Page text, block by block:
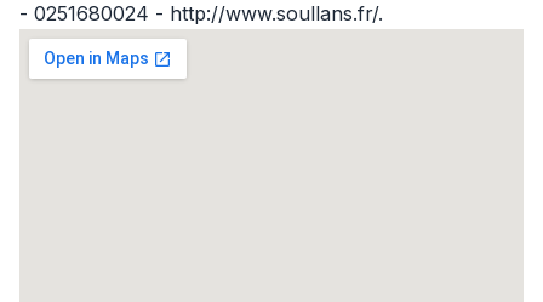
- 0251680024 - http://www.soullans.fr/.